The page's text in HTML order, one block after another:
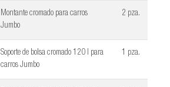
Montante cromado para carros
Jumbo
2 pza.
Soporte de bolsa cromado 120 l para
carros Jumbo
1 pza.